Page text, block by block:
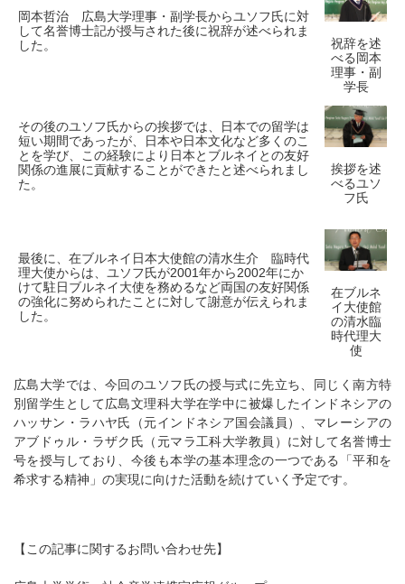
岡本哲治 広島大学理事・副学長からユソフ氏に対
して名誉博士記が授与された後に祝辞が述べられま
した。
祝辞を述
べる岡本
理事・副
学長
その後のユソフ氏からの挨拶では、日本での留学は
短い期間であったが、日本や日本文化など多くのこ
とを学び、この経験により日本とブルネイとの友好
関係の進展に貢献することができたと述べられまし
た。
挨拶を述
べるユソ
フ氏
最後に、在ブルネイ日本大使館の清水生介 臨時代
理大使からは、ユソフ氏が2001年から2002年にか
けて駐日ブルネイ大使を務めるなど両国の友好関係
の強化に努められたことに対して謝意が伝えられま
した。
在ブルネ
イ大使館
の清水臨
時代理大
使
広島大学では、今回のユソフ氏の授与式に先立ち、同じく南方特
別留学生として広島文理科大学在学中に被爆したインドネシアの
ハッサン・ラハヤ氏（元インドネシア国会議員）、マレーシアの
アブドゥル・ラザク氏（元マラ工科大学教員）に対して名誉博士
号を授与しており、今後も本学の基本理念の一つである「平和を
希求する精神」の実現に向けた活動を続けていく予定です。
【この記事に関するお問い合わせ先】